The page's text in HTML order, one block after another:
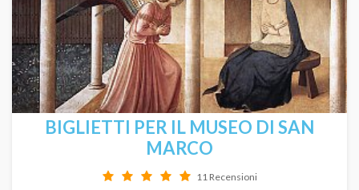
BIGLIETTI PER IL MUSEO DI SAN
MARCO
11 Recensioni